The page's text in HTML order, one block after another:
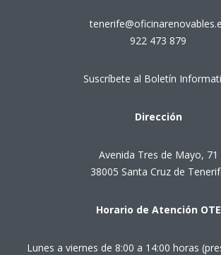
922 473 879
Suscríbete al Boletín
Dirección
Avenida Tres de Mayo, 71
38005 Santa Cruz de
Horario de Atención OTE
Lunes a viernes de 8:00 a 14:00 horas